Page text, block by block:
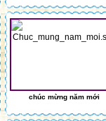
chúc mừng năm mới